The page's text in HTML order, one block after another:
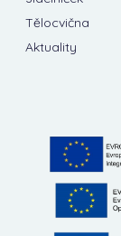
Tělocvična
Aktuality